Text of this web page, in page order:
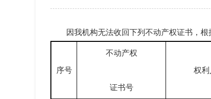
因我机构无法收回下列不动产权证书，
序号
不动产权
证书号
权利